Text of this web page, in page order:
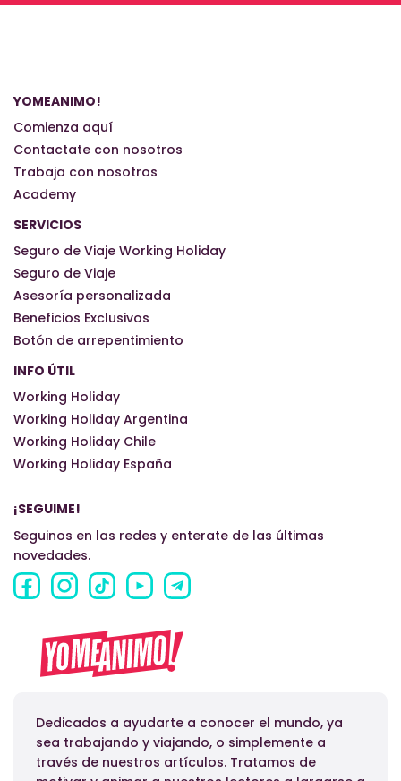
YOMEANIMO!
Comienza aquí
Contactate con nosotros
Trabaja con nosotros
Academy
SERVICIOS
Seguro de Viaje Working Holiday
Seguro de Viaje
Asesoría personalizada
Beneficios Exclusivos
Botón de arrepentimiento
INFO ÚTIL
Working Holiday
Working Holiday Argentina
Working Holiday Chile
Working Holiday España
¡SEGUIME!
Seguinos en las redes y enterate de las últimas
novedades.
Dedicados a ayudarte a conocer el mundo, ya
sea trabajando y viajando, o simplemente a
través de nuestros artículos. Tratamos de